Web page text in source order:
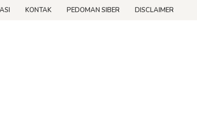
KONTAK PEDOMAN SIBER DISCLAIMER